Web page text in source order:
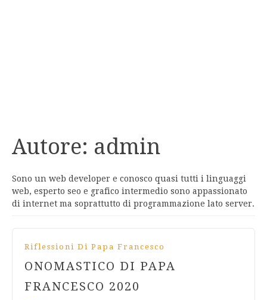
Autore: admin
Sono un web developer e conosco quasi tutti i linguaggi
web, esperto seo e grafico intermedio sono appassionato
di internet ma soprattutto di programmazione lato server.
Riflessioni Di Papa Francesco
ONOMASTICO DI PAPA
FRANCESCO 2020